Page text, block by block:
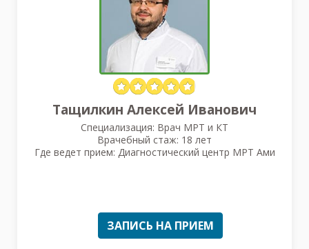
Тащилкин Алексей Иванович
Специализация: Врач МРТ и КТ
Врачебный стаж: 18 лет
Где ведет прием: Диагностический центр МРТ Ами
ЗАПИСЬ НА ПРИЕМ